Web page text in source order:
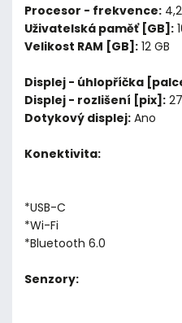
Procesor - frekvence:
Uživatelská paměť [GB]:
Velikost RAM [GB]: 12 GB
Displej - úhlopříčka
Displej - rozlišení [pix]:
Dotykový displej: Ano
Konektivita:
*USB-C
*Wi-Fi
*Bluetooth 6.0
Senzory: